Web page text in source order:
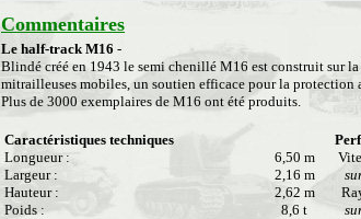
Commentaires
Le half-track M16 -
Blindé créé en 1943 le semi chenillé M16 est construit sur
mitrailleuses mobiles, un soutien efficace pour la protection
Plus de 3000 exemplaires de M16 ont été produits.
Caractéristiques techniques
Longueur :
Largeur :
Hauteur :
Poids :
6,50 m
2,16 m
2,62 m
8,6 t